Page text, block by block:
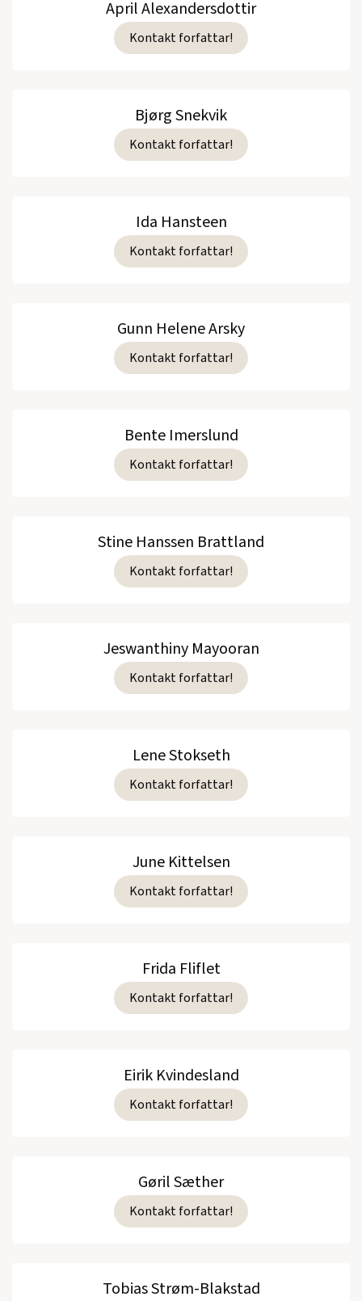
April Alexandersdottir
Kontakt forfattar!
Bjørg Snekvik
Kontakt forfattar!
Ida Hansteen
Kontakt forfattar!
Gunn Helene Arsky
Kontakt forfattar!
Bente Imerslund
Kontakt forfattar!
Stine Hanssen Brattland
Kontakt forfattar!
Jeswanthiny Mayooran
Kontakt forfattar!
Lene Stokseth
Kontakt forfattar!
June Kittelsen
Kontakt forfattar!
Frida Fliflet
Kontakt forfattar!
Eirik Kvindesland
Kontakt forfattar!
Gøril Sæther
Kontakt forfattar!
Tobias Strøm-Blakstad